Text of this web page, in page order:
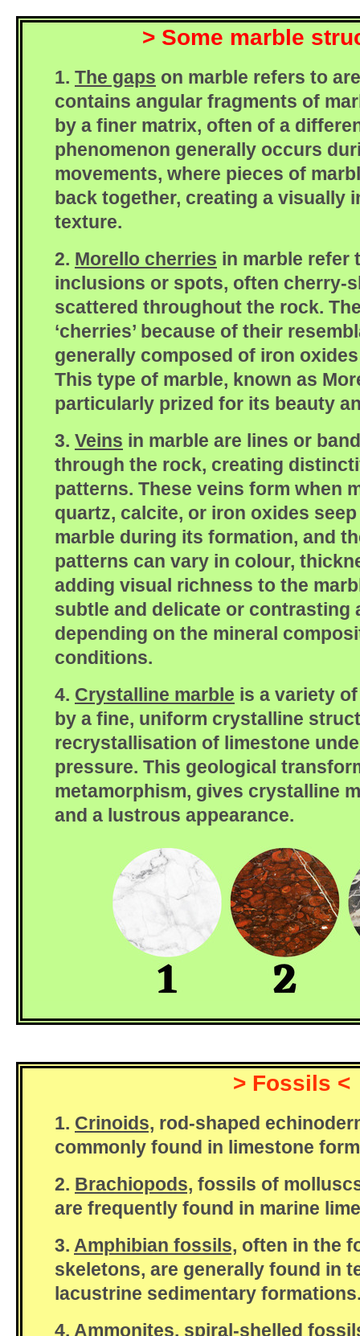
> Some marble
1. The gaps on marble refers to
contains angular fragments of
by a finer matrix, often of a
phenomenon generally occurs
movements, where pieces of
back together, creating a visually
texture.
2. Morello cherries in marble refer
inclusions or spots, often cherry-
scattered throughout the rock.
‘cherries’ because of their
generally composed of iron
This type of marble, known as
particularly prized for its beauty
3. Veins in marble are lines or
through the rock, creating
patterns. These veins form when
quartz, calcite, or iron oxides
marble during its formation, and
patterns can vary in colour,
adding visual richness to the
subtle and delicate or contrasting
depending on the mineral
conditions.
4. Crystalline marble is a variety
by a fine, uniform crystalline
recrystallisation of limestone
pressure. This geological
metamorphism, gives crystalline
and a lustrous appearance.
> Fossils <
1. Crinoids, rod-shaped
commonly found in limestone
2. Brachiopods, fossils of
are frequently found in marine
3. Amphibian fossils, often in the
skeletons, are generally found in
lacustrine sedimentary
4. Ammonites, spiral-shelled